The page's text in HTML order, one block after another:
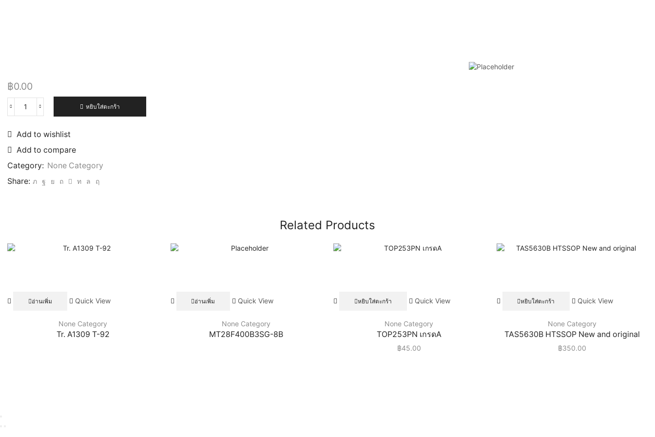
฿0.00
หยิบใส่ตะกร้า
Add to wishlist
Add to compare
Category: None Category
Share:
Related Products
อ่านเพิ่ม Quick View
None Category
Tr. A1309 T-92
อ่านเพิ่ม Quick View
None Category
MT28F400B3SG-8B
หยิบใส่ตะกร้า Quick View
None Category
TOP253PN เกรดA
฿45.00
หยิบใส่ตะกร้า Quick View
None Category
TAS5630B HTSSOP New and original
฿350.00